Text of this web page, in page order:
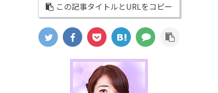
この記事タイトルとURLをコピー